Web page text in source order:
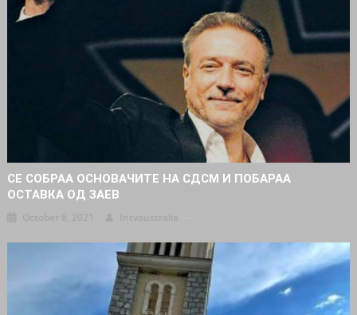
СЕ СОБРАА ОСНОВАЧИТЕ НА СДСМ И ПОБАРАА
ОСТАВКА ОД ЗАЕВ